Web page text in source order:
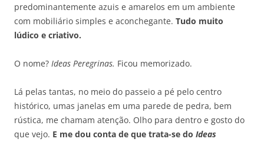
predominantemente azuis e amarelos em um ambiente
com mobiliário simples e aconchegante. Tudo muito
lúdico e criativo.
O nome? Ideas Peregrinas. Ficou memorizado.
Lá pelas tantas, no meio do passeio a pé pelo centro
histórico, umas janelas em uma parede de pedra, bem
rústica, me chamam atenção. Olho para dentro e gosto do
que vejo. E me dou conta de que trata-se do Ideas